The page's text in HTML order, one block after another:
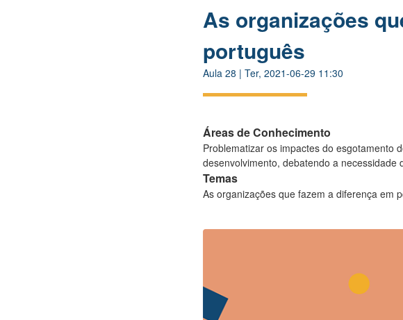
As organizações
português
Aula 28 | Ter, 2021-06-29 11:30
Áreas de Conhecimento
Problematizar os impactes do esgotamento
desenvolvimento, debatendo a
Temas
As organizações que fazem a diferença em